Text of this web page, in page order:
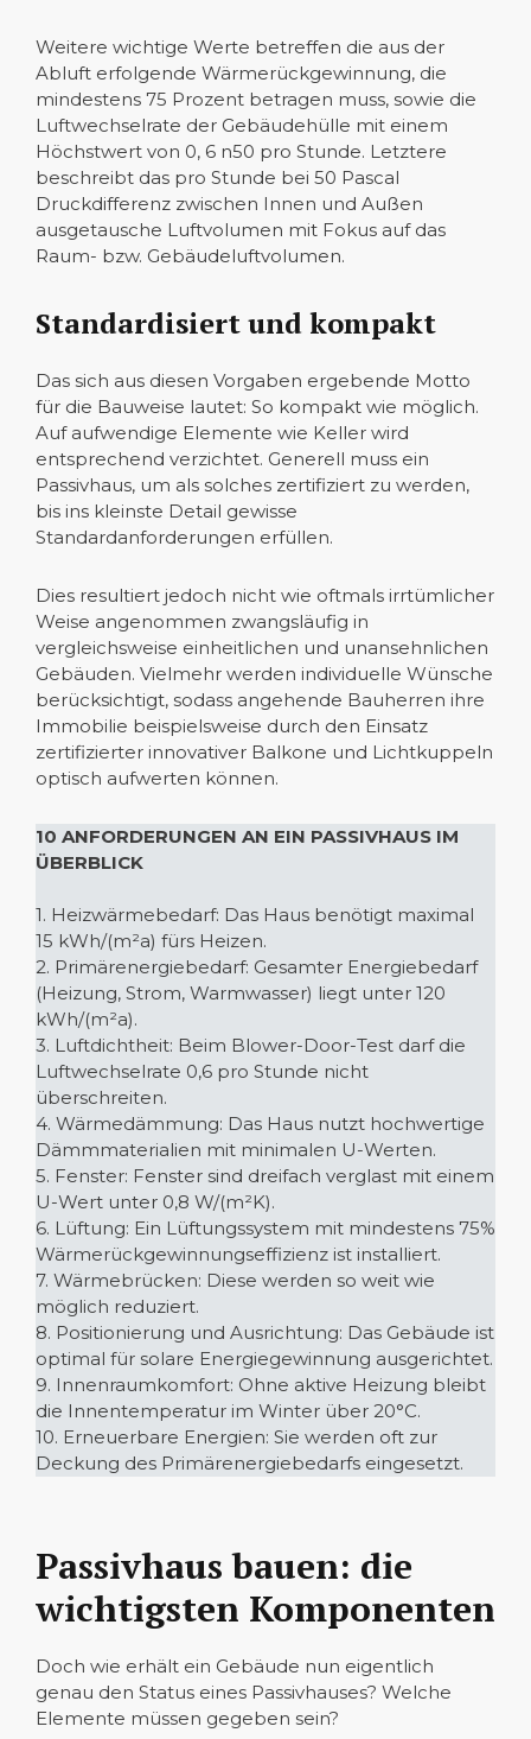
Weitere wichtige Werte betreffen die aus der
Abluft erfolgende Wärmerückgewinnung, die
mindestens 75 Prozent betragen muss, sowie die
Luftwechselrate der Gebäudehülle mit einem
Höchstwert von 0, 6 n50 pro Stunde. Letztere
beschreibt das pro Stunde bei 50 Pascal
Druckdifferenz zwischen Innen und Außen
ausgetausche Luftvolumen mit Fokus auf das
Raum- bzw. Gebäudeluftvolumen.
Standardisiert und kompakt
Das sich aus diesen Vorgaben ergebende Motto
für die Bauweise lautet: So kompakt wie möglich.
Auf aufwendige Elemente wie Keller wird
entsprechend verzichtet. Generell muss ein
Passivhaus, um als solches zertifiziert zu werden,
bis ins kleinste Detail gewisse
Standardanforderungen erfüllen.
Dies resultiert jedoch nicht wie oftmals irrtümlicher
Weise angenommen zwangsläufig in
vergleichsweise einheitlichen und unansehnlichen
Gebäuden. Vielmehr werden individuelle Wünsche
berücksichtigt, sodass angehende Bauherren ihre
Immobilie beispielsweise durch den Einsatz
zertifizierter innovativer Balkone und Lichtkuppeln
optisch aufwerten können.
10 ANFORDERUNGEN AN EIN PASSIVHAUS IM
ÜBERBLICK
1. Heizwärmebedarf: Das Haus benötigt maximal
15 kWh/(m²a) fürs Heizen.
2. Primärenergiebedarf: Gesamter Energiebedarf
(Heizung, Strom, Warmwasser) liegt unter 120
kWh/(m²a).
3. Luftdichtheit: Beim Blower-Door-Test darf die
Luftwechselrate 0,6 pro Stunde nicht
überschreiten.
4. Wärmedämmung: Das Haus nutzt hochwertige
Dämmmaterialien mit minimalen U-Werten.
5. Fenster: Fenster sind dreifach verglast mit einem
U-Wert unter 0,8 W/(m²K).
6. Lüftung: Ein Lüftungssystem mit mindestens 75%
Wärmerückgewinnungseffizienz ist installiert.
7. Wärmebrücken: Diese werden so weit wie
möglich reduziert.
8. Positionierung und Ausrichtung: Das Gebäude ist
optimal für solare Energiegewinnung ausgerichtet.
9. Innenraumkomfort: Ohne aktive Heizung bleibt
die Innentemperatur im Winter über 20°C.
10. Erneuerbare Energien: Sie werden oft zur
Deckung des Primärenergiebedarfs eingesetzt.
Passivhaus bauen: die
wichtigsten Komponenten
Doch wie erhält ein Gebäude nun eigentlich
genau den Status eines Passivhauses? Welche
Elemente müssen gegeben sein?